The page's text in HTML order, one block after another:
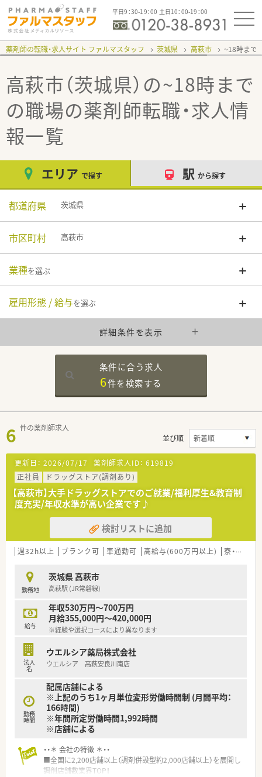
平日9：30-19：00 土日10：00-19：00
薬剤師の転職・求人サイト ファルマスタッフ 茨城県 高萩市 ~18時まで
高萩市（茨城県）の~18時まで
の職場の薬剤師転職・求人情
報一覧
エリア で探す 駅 から探す
都道府県 茨城県
市区町村 高萩市
業種を選ぶ
雇用形態 / 給与を選ぶ
詳細条件を表示
条件に合う求人
6件を検索する
6 件の薬剤師求人
並び順
更新日： 2026/07/17 薬剤師求人ID： 619819
正社員
ドラッグストア(調剤あり)
【高萩市】大手ドラッグストアでのご就業/福利厚生&教育制
度充実/年収水準が高い企業です♪
検討リストに追加
週32h以上 ブランク可 車通勤可 高給与(600万円以上) 寮・借上社宅あり
勤務地
茨城県 高萩市
高萩駅 (JR常磐線)
給与
年収530万円～700万円
月給355,000円～420,000円
※経験や選択コースにより異なります
法人
名
ウエルシア薬局株式会社
ウエルシア 高萩安良川南店
勤務
時間
配属店舗による
※上記のうち1ヶ月単位変形労働時間制 (月間平均：
166時間)
※年間所定労働時間1,992時間
※店舗による
・・＊ 会社の特徴 ＊・・
■全国に2,200店舗以上（調剤併設型約2,000店舗以上）を展開し
調剤店舗数業界TOP！